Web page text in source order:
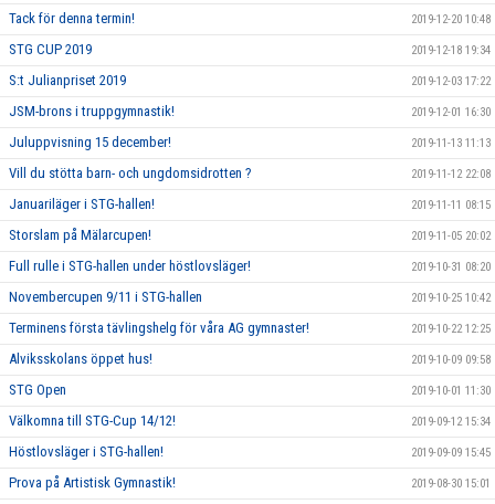
Tack för denna termin! 2019-12-20 10:48
STG CUP 2019 2019-12-18 19:34
S:t Julianpriset 2019 2019-12-03 17:22
JSM-brons i truppgymnastik! 2019-12-01 16:30
Juluppvisning 15 december! 2019-11-13 11:13
Vill du stötta barn- och ungdomsidrotten ? 2019-11-12 22:08
Januariläger i STG-hallen! 2019-11-11 08:15
Storslam på Mälarcupen! 2019-11-05 20:02
Full rulle i STG-hallen under höstlovsläger! 2019-10-31 08:20
Novembercupen 9/11 i STG-hallen 2019-10-25 10:42
Terminens första tävlingshelg för våra AG gymnaster! 2019-10-22 12:25
Alviksskolans öppet hus! 2019-10-09 09:58
STG Open 2019-10-01 11:30
Välkomna till STG-Cup 14/12! 2019-09-12 15:34
Höstlovsläger i STG-hallen! 2019-09-09 15:45
Prova på Artistisk Gymnastik! 2019-08-30 15:01